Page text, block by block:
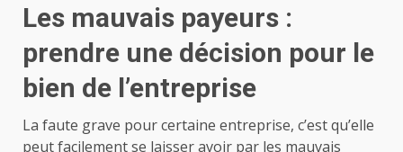
Les mauvais payeurs :
prendre une décision pour le
bien de l’entreprise
La faute grave pour certaine entreprise, c’est qu’elle
peut facilement se laisser avoir par les mauvais